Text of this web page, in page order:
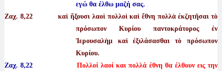
εγώ θα έλθω μαζή σας.
Ζαχ. 8,22 καὶ ἥξουσι λαοὶ πολλοὶ καὶ ἔθνη πολλὰ ἐκζητῆσαι τὸ
πρόσωπον Κυρίου παντοκράτορος ἐν
Ἱερουσαλὴμ καὶ ἐξιλάσασθαι τὸ πρόσωπον
Κυρίου.
Ζαχ. 8,22Πολλοί λαοί και πολλά έθνη θα έλθουν εις την